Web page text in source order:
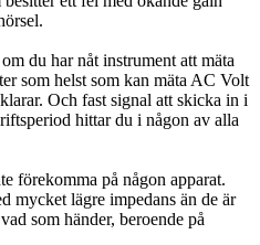
du har nåt instrument att mäta
som helst som kan mäta AC Volt
Och fast signal att skicka in i
hittar du i någon av alla
förekomma på någon apparat.
mycket lägre impedans än de är
som händer, beroende på